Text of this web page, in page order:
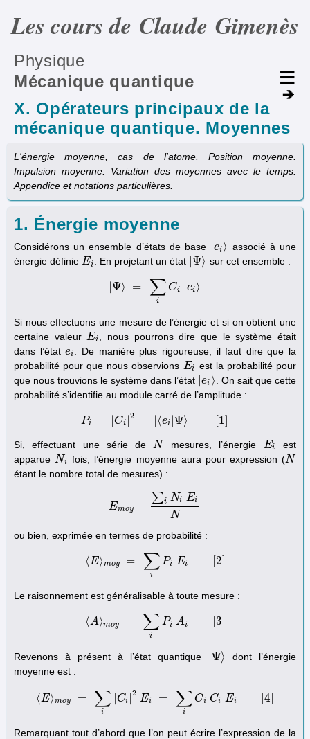
Les cours de Claude Gimenès
Physique
Mécanique quantique
X. Opérateurs principaux de la
mécanique quantique. Moyennes
L'énergie moyenne, cas de l'atome. Position moyenne.
Impulsion moyenne. Variation des moyennes avec le temps.
Appendice et notations particulières.
1. Énergie moyenne
Considérons un ensemble d’états de base |ei⟩
ei⟩
associé à une
énergie définie Ei
Ei . En projetant un état Ψ⟩
Ψ⟩ sur cet ensemble :
Ψ⟩ = ∑
i
Ci ei⟩
Ψ⟩ ∑i i |ei
Si nous effectuons une mesure de l’énergie et si on obtient une
certaine valeur Ei
Ei
, nous pourrons dire que le système était
dans l’étatei
ei
. De manière plus rigoureuse, il faut dire que la
probabilité pour que nous observions Ei
Ei
est la probabilité pour
que nous trouvions le système dans l’état |ei ⟩
ei⟩
. On sait que cette
probabilité s’identifie au module carré de l’amplitude :
Pi = |Ci |2 = | ⟨ei |Ψ⟩ | [1]
Pi = |C |2 |⟨ei| Ψ⟩|
Si, effectuant une série de N
N mesures, l’énergie Ei
Ei
est
apparue Ni
Ni fois, l’énergie moyenne aura pour expression (N
N
étant le nombre total de mesures) :
Emoy =
∑i Ni Ei
N
Em oy=∑iNi EiN
ou bien, exprimée en termes de probabilité :
⟨E⟩moy = ∑
i
Pi Ei [2]
⟨E ⟩m = ∑iPi Ei[
Le raisonnement est généralisable à toute mesure :
⟨A⟩moy = ∑
i
Pi Ai 3
⟨A ⟩m = ∑iPi Ai[
Revenons à présent à l’état quantique |Ψ⟩
Ψ⟩
dont l’énergie
moyenne est :
⟨E⟩moy = ∑
i
|Ci |2
Ei = ∑
i
Ci
¯ ¯
¯¯¯
Ci Ei [4]
⟨E mo = ∑ |Ci|2 Ei = ∑iC ¯ C Ei[ 4]
Remarquant tout d’abord que l’on peut écrire l’expression de la